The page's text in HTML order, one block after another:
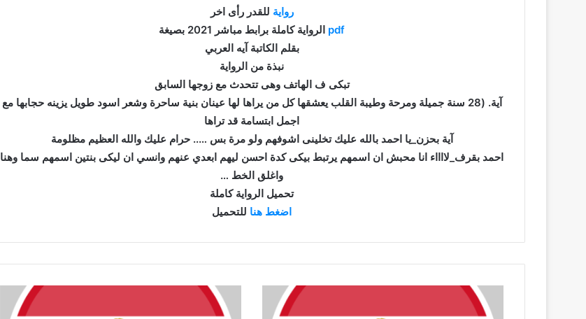
رواية للقدر رأى اخر
pdf الرواية كاملة برابط مباشر 2021 بصيغة
بقلم الكاتبة آيه العربي
نبذة من الرواية
تبكى ف الهاتف وهى تتحدث مع زوجها السابق
آية. (28 سنة جميلة ومرحة وطيبة القلب يعشقها كل من يراها لها عينان بنية ساحرة وشعر اسود طويل يزينه حجابها مع
اجمل ابتسامة قد تراها
آية بحزن_يا احمد بالله عليك تخلينى اشوفهم ولو مرة بس ….. حرام عليك والله العظيم مظلومة
احمد بقرف_لااااء انا محبش ان اسمهم يرتبط بيكى كدة احسن ليهم ابعدي عنهم وانسي ان ليكى بنتين اسمهم سما وهنا
واغلق الخط …
تحميل الرواية كاملة
اضغط هنا للتحميل